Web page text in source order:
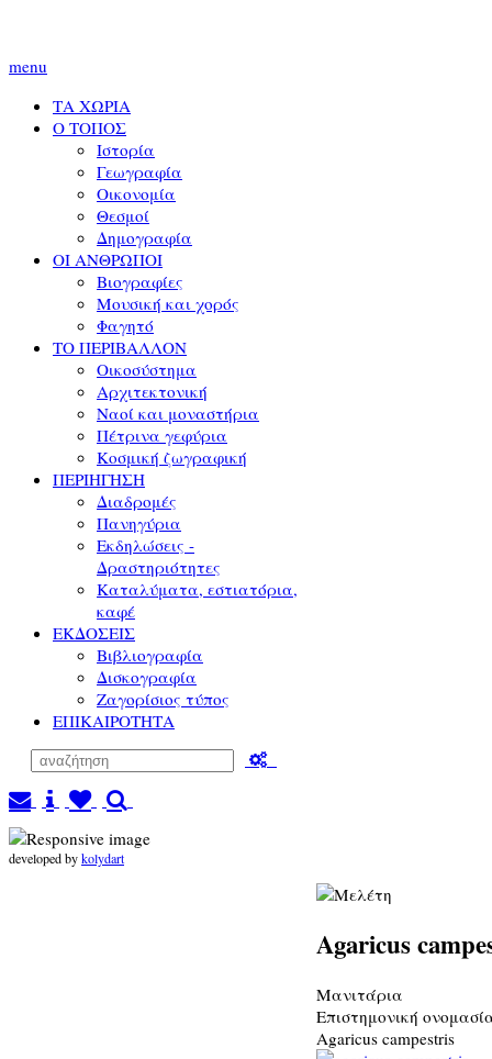
menu
ΤΑ ΧΩΡΙΑ
Ο ΤΟΠΟΣ
Ιστορία
Γεωγραφία
Οικονομία
Θεσμοί
Δημογραφία
ΟΙ ΑΝΘΡΩΠΟΙ
Βιογραφίες
Μουσική και χορός
Φαγητό
ΤΟ ΠΕΡΙΒΑΛΛΟΝ
Οικοσύστημα
Αρχιτεκτονική
Ναοί και μοναστήρια
Πέτρινα γεφύρια
Κοσμική ζωγραφική
ΠΕΡΙΗΓΗΣΗ
Διαδρομές
Πανηγύρια
Εκδηλώσεις -
Δραστηριότητες
Καταλύματα, εστιατόρια,
καφέ
ΕΚΔΟΣΕΙΣ
Βιβλιογραφία
Δισκογραφία
Ζαγορίσιος τύπος
ΕΠΙΚΑΙΡΟΤΗΤΑ
developed bykolydart
Agaricus
Μανιτάρια
Επιστημονική
Agaricus campestris